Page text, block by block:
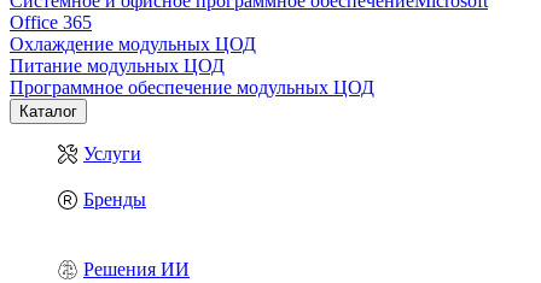
Office 365
Охлаждение модульных ЦОД
Питание модульных ЦОД
Программное обеспечение модульных ЦОД
Каталог
Услуги
Бренды
Решения ИИ